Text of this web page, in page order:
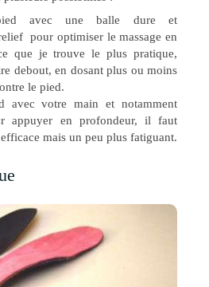
avec une balle dure et
pour optimiser le massage en
que je trouve le plus pratique,
debout, en dosant plus ou moins
le pied.
avec votre main et notamment
appuyer en profondeur, il faut
mais un peu plus fatiguant.